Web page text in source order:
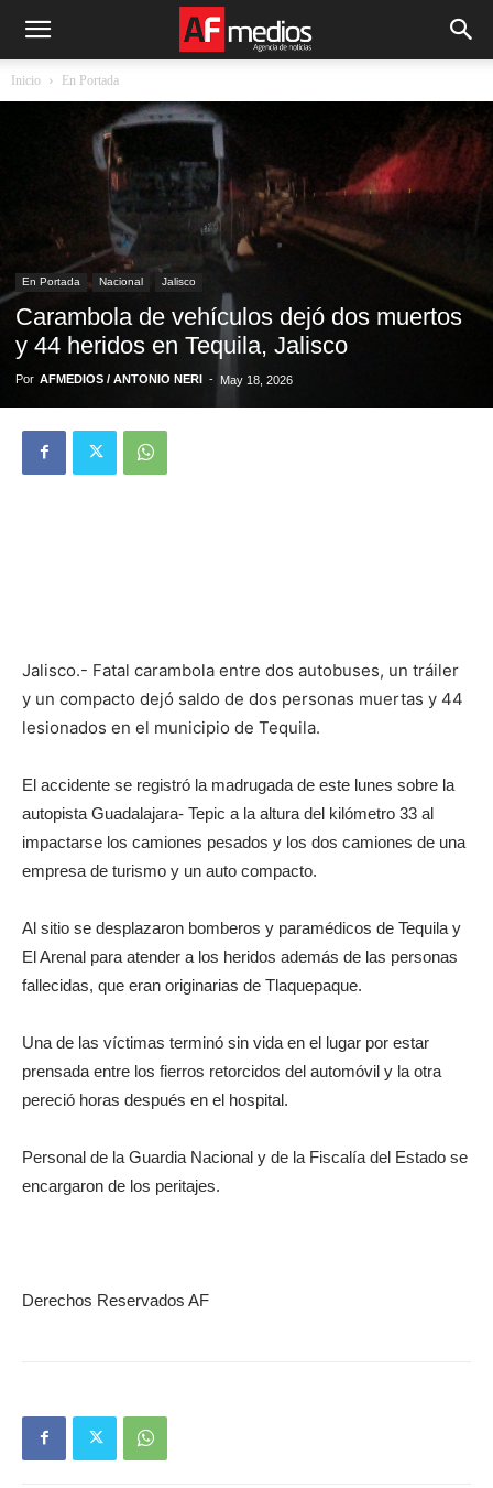
Inicio En Portada
En Portada Nacional Jalisco
Carambola de vehículos dejó dos muertos
y 44 heridos en Tequila, Jalisco
Por AFMEDIOS / ANTONIO NERI - May 18, 2026
Jalisco.- Fatal carambola entre dos autobuses, un tráiler
y un compacto dejó saldo de dos personas muertas y 44
lesionados en el municipio de Tequila.
El accidente se registró la madrugada de este lunes sobre la
autopista Guadalajara- Tepic a la altura del kilómetro 33 al
impactarse los camiones pesados y los dos camiones de una
empresa de turismo y un auto compacto.
Al sitio se desplazaron bomberos y paramédicos de Tequila y
El Arenal para atender a los heridos además de las personas
fallecidas, que eran originarias de Tlaquepaque.
Una de las víctimas terminó sin vida en el lugar por estar
prensada entre los fierros retorcidos del automóvil y la otra
pereció horas después en el hospital.
Personal de la Guardia Nacional y de la Fiscalía del Estado se
encargaron de los peritajes.
Derechos Reservados AF